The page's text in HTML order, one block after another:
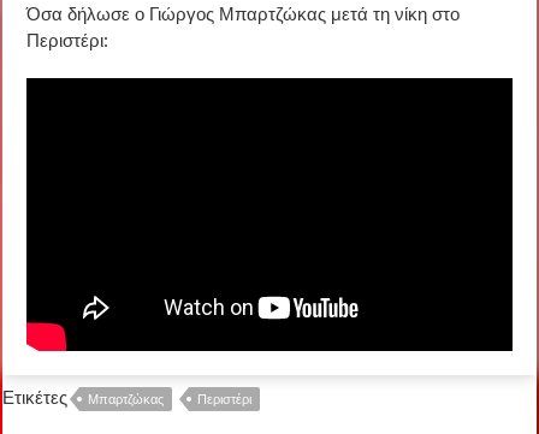
Όσα δήλωσε ο Γιώργος Μπαρτζώκας μετά τη νίκη στο
Περιστέρι:
Ετικέτες Μπαρτζώκας Περιστέρι